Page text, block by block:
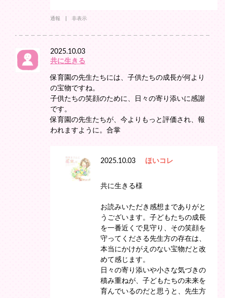
通報 非表示
2025.10.03
共に生きる
保育園の先生たちには、子供たちの成長が何より
の宝物ですね。
子供たちの笑顔のために、日々の寄り添いに感謝
です。
保育園の先生たちが、今よりもっと評価され、報
われますように。合掌
2025.10.03 ほいコレ
共に生きる様
お読みいただき感想までありがと
うございます。子どもたちの成長
を一番近くで見守り、その笑顔を
守ってくださる先生方の存在は、
本当にかけがえのない宝物だと改
めて感じます。
日々の寄り添いや小さな気づきの
積み重ねが、子どもたちの未来を
育んでいるのだと思うと、先生方